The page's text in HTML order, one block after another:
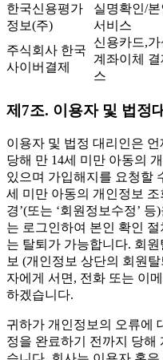
한국신용평가
정보(주)
실명확인/본
서비스
주식회사 한국
사이버결제
신용카드,
계좌이체 결
스
제7조. 이용자 및 법정
이용자 및 법정 대리인은
당해 만 14세 미만 아동의
있으며 가입해지를 요청할
세 미만 아동의 개인정보 조
경’(또는 ‘회원정보수정’
는 로그인하여 본인 확인
는 탈퇴가 가능합니다. 회
보 (개인정보 상단의 회원
자에게 서면, 전화 또는 이
하겠습니다.
귀하가 개인정보의 오류에
정을 완료하기 전까지 당해